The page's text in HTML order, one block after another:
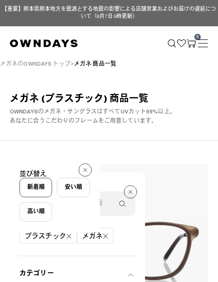
【重要】熊本県熊本地方を震源とする地震の影響による店舗営業およびお届けの遅延につ
いて（8月7日 9時更新）
0
メガネのOWNDAYS トップ メガネ 商品一覧
メガネ (プラスチック) 商品一覧
OWNDAYSのメガネ・サングラスはすべてUVカット99%以上。
あなたに合うこだわりのフレームをご用意しています。
58 件
絞り込み条件
プラスチック メガネ
カテゴリー
並び替え
新着順 安い順
高い順